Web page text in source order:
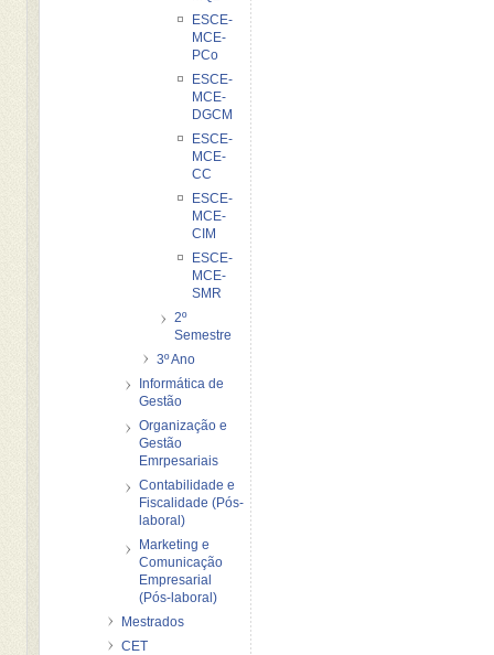
ESCE-
MCE-
PCo
ESCE-
MCE-
DGCM
ESCE-
MCE-
CC
ESCE-
MCE-
CIM
ESCE-
MCE-
SMR
2º
Semestre
3º Ano
Informática de
Gestão
Organização e
Gestão
Emrpesariais
Contabilidade e
Fiscalidade (Pós-
laboral)
Marketing e
Comunicação
Empresarial
(Pós-laboral)
Mestrados
CET